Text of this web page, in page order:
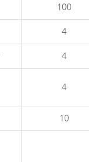
100
4
4
4
10